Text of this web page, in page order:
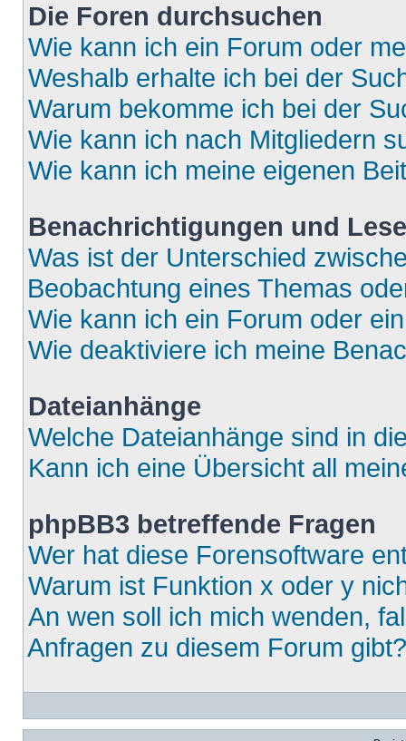
Die Foren durchsuchen
Wie kann ich ein Forum oder
Weshalb erhalte ich bei der
Warum bekomme ich bei der
Wie kann ich nach Mitgliedern
Wie kann ich meine eigenen
Benachrichtigungen und
Was ist der Unterschied
Beobachtung eines Themas
Wie kann ich ein Forum oder
Wie deaktiviere ich meine
Dateianhänge
Welche Dateianhänge sind in
Kann ich eine Übersicht all
phpBB3 betreffende Fragen
Wer hat diese Forensoftware
Warum ist Funktion x oder y
An wen soll ich mich wenden,
Anfragen zu diesem Forum gibt?